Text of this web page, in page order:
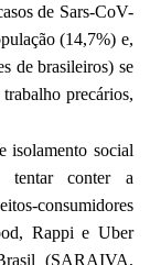
de Sars-CoV-
(14,7%) e,
de brasileiros) se
precários,
isolamento social
tentar conter a
consumidores
Rappi e Uber
(SARAIVA,